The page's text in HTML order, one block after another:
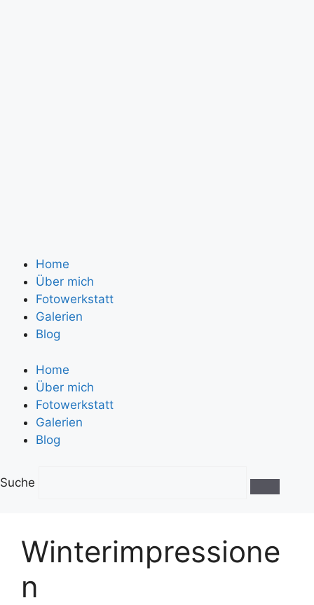
Home
Über mich
Fotowerkstatt
Galerien
Blog
Home
Über mich
Fotowerkstatt
Galerien
Blog
Suche
Winterimpressione
n